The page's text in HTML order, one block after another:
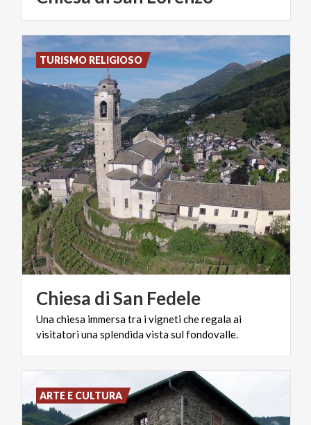
Chiesa diSan Fedele
Unachiesa immersatra ivigneticheregalaai
visitatoriunasplendidavistasulfondovalle.
TURISMO RELIGIOSO
ARTE E CULTURA